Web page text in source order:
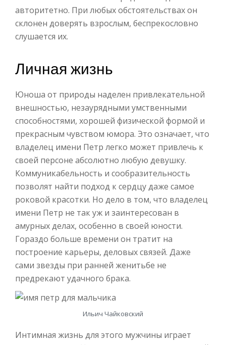
авторитетно. При любых обстоятельствах он
склонен доверять взрослым, беспрекословно
слушается их.
Личная жизнь
Юноша от природы наделен привлекательной
внешностью, незаурядными умственными
способностями, хорошей физической формой и
прекрасным чувством юмора. Это означает, что
владелец имени Петр легко может привлечь к
своей персоне абсолютно любую девушку.
Коммуникабельность и сообразительность
позволят найти подход к сердцу даже самое
роковой красотки. Но дело в том, что владелец
имени Петр не так уж и заинтересован в
амурных делах, особенно в своей юности.
Гораздо больше времени он тратит на
построение карьеры, деловых связей. Даже
сами звезды при ранней женитьбе не
предрекают удачного брака.
Ильич Чайковский
Интимная жизнь для этого мужчины играет